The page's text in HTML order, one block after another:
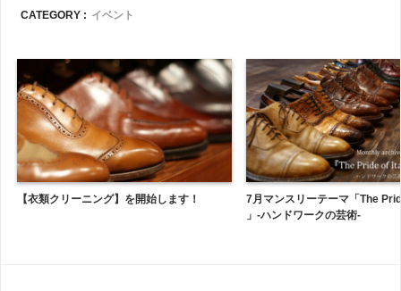
CATEGORY : イベント
【衣類クリーニング】を開始します！
7月マンスリーテーマ「The
」-ハンドワークの芸術-